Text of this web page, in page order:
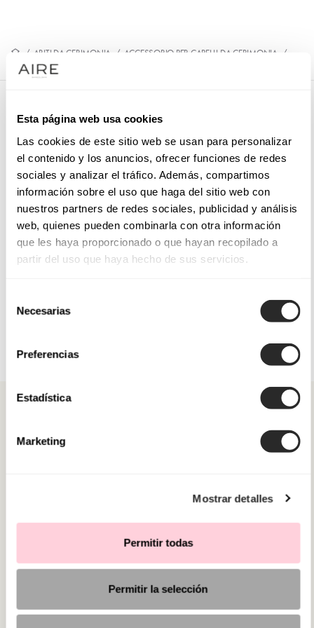
Esta página web usa cookies
Las cookies de este sitio web se usan para personalizar
el contenido y los anuncios, ofrecer funciones de redes
sociales y analizar el tráfico. Además, compartimos
información sobre el uso que haga del sitio web con
nuestros partners de redes sociales, publicidad y análisis
web, quienes pueden combinarla con otra información
que les haya proporcionado o que hayan recopilado a
partir del uso que haya hecho de sus servicios.
Necesarias
Preferencias
Estadística
Marketing
Mostrar detalles
Permitir todas
Permitir la selección
/ ABITI DA CERIMONIA / ACCESSORIO PER CAPELLI DA CERIMONIA
/
9QT21TOC00
Copricapo da cerimonia. Fiocco.
PRENOTA UN APPUNTAMENTO
HAI BISOGNO DI AIUTO?